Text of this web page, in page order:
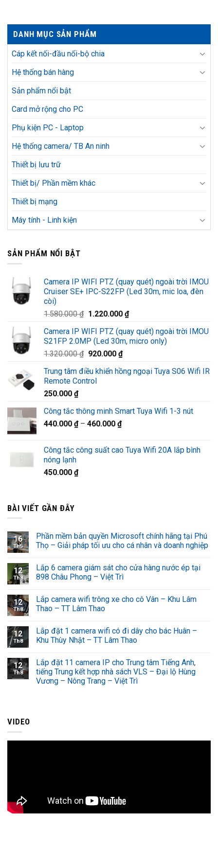
DANH MỤC SẢN PHẨM
Cáp kết nối-đầu nối-bộ chia
Hệ thống bán hàng
Sản phẩm nổi bật
Card mở rộng cho PC
Phụ kiện PC - Laptop
Hệ thống camera/ TB An ninh
Thiết bị lưu trữ
Thiết bị/ Phần mềm khác
Thiết bị mạng
Máy tính - Linh kiện
SẢN PHẨM NỔI BẬT
Camera IP WIFI PTZ (quay quét) ngoài trời IMOU
Cruiser SE+ IPC-S22FP (Led 30m, mic loa, đèn
còi)
1.580.000₫ Giá
là:
1.580.000 ₫.
1.220.000 ₫Giá
tại
là:
Camera IP WIFI PTZ (quay quét) ngoài trời IMOU
S21FP 2.0MP (Led 30m, micro only)
1.320.000₫ Giá
là:
1.320.000 ₫.
920.000 ₫Giá
tại
Trung tâm điều khiển hồng ngoại Tuya S06 Wifi IR
Remote Control
250.000 ₫
Công tắc thông minh Smart Tuya Wifi 1-3 nút
440.000 ₫– 460.000 ₫
Công tắc công suất cao Tuya Wifi 20A lắp bình
nóng lạnh
450.000 ₫
BÀI VIẾT GẦN ĐÂY
16
Th5
Phần mềm bản quyền Microsoft chính hãng tại Phú
Thọ – Giải pháp tối ưu cho cá nhân và doanh nghiệp
12
Th8
Lắp 6 camera giám sát cho cửa hàng nước ép tại
898 Châu Phong – Việt Trì
12
Th8
Lắp camera wifi trông xe cho cô Vân – Khu Lâm
Thao – TT Lâm Thao
12
Th8
Lắp đặt 1 camera wifi có đi dây cho bác Huân –
Khu Thùy Nhật – TT Lâm Thao
12
Th8
Lắp đặt 11 camera IP cho Trung tâm Tiếng Anh,
tiếng Trung kết hợp nhà sách VLS – Đại lộ Hùng
Vương – Nông Trang – Việt Trì
VIDEO